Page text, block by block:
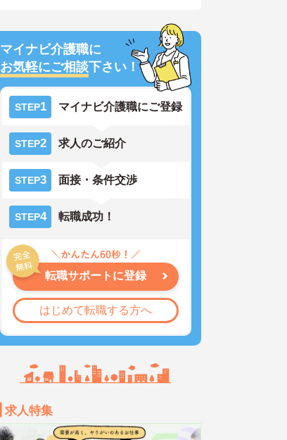
マイナビ介護職に
お気軽にご相談下さい！
STEP1 マイナビ介護職にご登録
STEP2 求人のご紹介
STEP3 面接・条件交渉
STEP4 転職成功！
転職サポートに登録
はじめて転職する方へ
求人特集